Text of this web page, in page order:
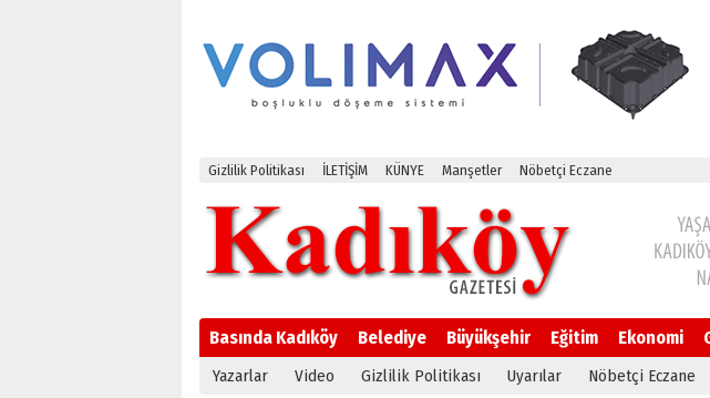
Gizlilik Politikası İLETİŞİM KÜNYE Manşetler Nöbetçi Eczane
Basında Kadıköy Belediye Büyükşehir Eğitim Ekonomi
Yazarlar Video Gizlilik Politikası Uyarılar Nöbetçi Eczane